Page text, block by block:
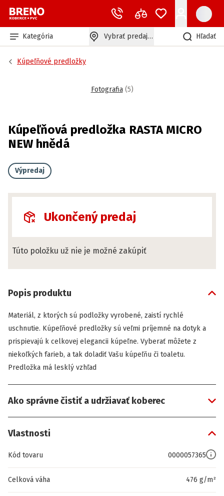
Kategória Vybrať predajňu Hľadať
Kúpeľňové predložky
Fotografia (5)
Kúpeľňová predložka RASTA MICRO
NEW hnědá
Výpredaj
Ukončený predaj
Túto položku už nie je možné zakúpiť
Popis produktu
Materiál, z ktorých sú podložky vyrobené, zaistí rychlé
uschnutie. Kúpeľňové predložky sú veľmi príjemné na dotyk a
prispievajú k celkovej elegancii kúpeľne. Vyberať môžete z
niekoľkých farieb, a tak doladiť Vašu kúpeľňu či toaletu.
Predložka má lesklý vzhľad
Ako správne čistiť a udržiavať koberec
Vlastnosti
Kód tovaru 0000057365
Celková váha 476 g/m²